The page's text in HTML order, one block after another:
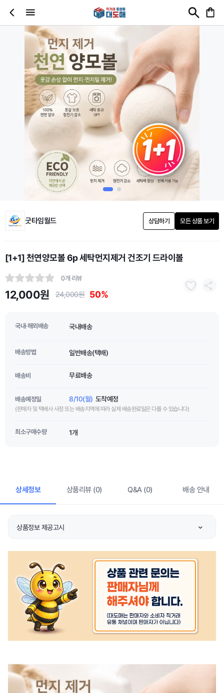
굿타임월드 상담하기 모든 상품 보기
[1+1] 천연양모볼 6p 세탁먼지제거 건조기 드라이볼
0개 리뷰
12,000원 24,000원 50%
국내·해외배송 국내배송
배송방법 일반배송(택배)
배송비 무료배송
배송예정일 8/10(월) 도착예정
(판매자 및 택배사 사정 또는 배송지역에 따라 실제 배송완료일은 다를 수 있습니다)
최소구매수량 1개
상세정보 상품리뷰 (0) Q&A (0) 배송 안내
상품정보 제공고시
품명 및 모델명 상품 상세설명 참조
허가 관련 상품 상세설명 참조
제조국 또는 원산지 상품 상세설명 참조
제조자/수입자
관련 연락처 상품 상세설명 참조